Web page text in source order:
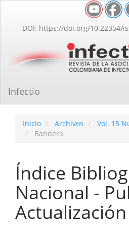
Contenido
principal
lateral
DOI: https://doi.org/10.22354/
Infectio
Inicio Archivos
Vol. 15
Bandera
Índice
Nacional -